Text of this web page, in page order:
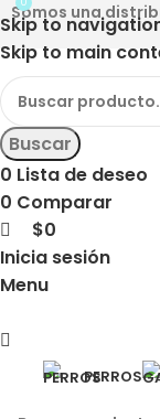
Skip to
Skip to main
Somos una
Buscar
0 Lista de deseo
0 Comparar
$0
Inicia sesión
Menu
PERROS